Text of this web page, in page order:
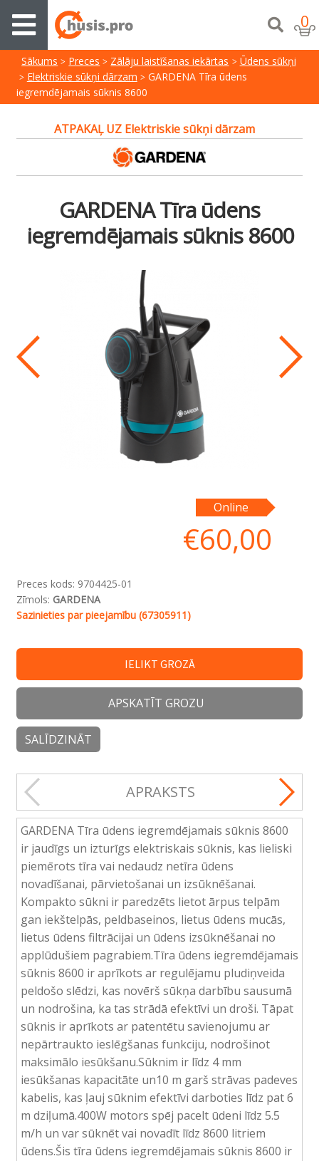
0
Sākums Preces Zālāju laistīšanas iekārtas
Ūdens sūkņi
Elektriskie sūkņi dārzam
GARDENA Tīra ūdens
iegremdējamais sūknis 8600
ATPAKAĻ UZ Elektriskie sūkņi dārzam
GARDENA Tīra ūdens
iegremdējamais sūknis 8600
Online
€60,00
Preces kods: 9704425-01
Zīmols: GARDENA
Sazinieties par pieejamību (67305911)
IELIKT GROZĀ
APSKATĪT GROZU
SALĪDZINĀT
APRAKSTS
GARDENA Tīra ūdens iegremdējamais sūknis 8600
ir jaudīgs un izturīgs elektriskais sūknis, kas lieliski
piemērots tīra vai nedaudz netīra ūdens
novadīšanai, pārvietošanai un izsūknēšanai.
Kompakto sūkni ir paredzēts lietot ārpus telpām
gan iekštelpās, peldbaseinos, lietus ūdens mucās,
lietus ūdens filtrācijai un ūdens izsūknēšanai no
applūdušiem pagrabiem.Tīra ūdens iegremdējamais
sūknis 8600 ir aprīkots ar regulējamu pludiņveida
peldošo slēdzi, kas novērš sūkņa darbību sausumā
un nodrošina, ka tas strādā efektīvi un droši. Tāpat
sūknis ir aprīkots ar patentētu savienojumu ar
nepārtraukto ieslēgšanas funkciju, nodrošinot
maksimālo iesūkšanu.Sūknim ir līdz 4 mm
iesūkšanas kapacitāte un10 m garš strāvas padeves
kabelis, kas ļauj sūknim efektīvi darboties līdz pat 6
m dziļumā.400W motors spēj pacelt ūdeni līdz 5.5
m/h un var sūknēt vai novadīt līdz 8600 litriem
ūdens.Šis tīra ūdens iegremdējamais sūknis 8600 ir